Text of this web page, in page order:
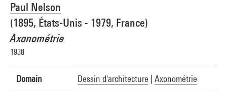
Paul Nelson
(1895, États-Unis - 1979, France)
Axonométrie
1938
Domain Dessin d'architecture Axonométrie
Photo credits : Centre Pompidou, MNAM-CCI/Georges Meguerditchian/Dist.
GrandPalaisRmn
Image reference : 4N20358
Image presentation :GrandPalaisRmnPhoto